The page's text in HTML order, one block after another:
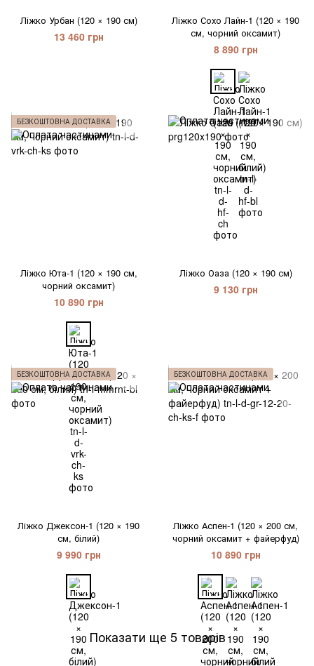
Ліжко Урбан (120 × 190 см)
13 460 грн
Ліжко Сохо Лайн-1 (120 × 190
см, чорний оксамит)
8 890 грн
БЕЗКОШТОВНА ДОСТАВКА
Ліжко Юта-1 (120 × 190 см,
чорний оксамит)
10 890 грн
Ліжко Оаза (120 × 190 см)
9 130 грн
БЕЗКОШТОВНА ДОСТАВКА
Ліжко Джексон-1 (120 × 190
см, білий)
9 990 грн
БЕЗКОШТОВНА ДОСТАВКА
Ліжко Аспен-1 (120 × 200 см,
чорний оксамит + файерфуд)
10 890 грн
Показати ще 5 товарів